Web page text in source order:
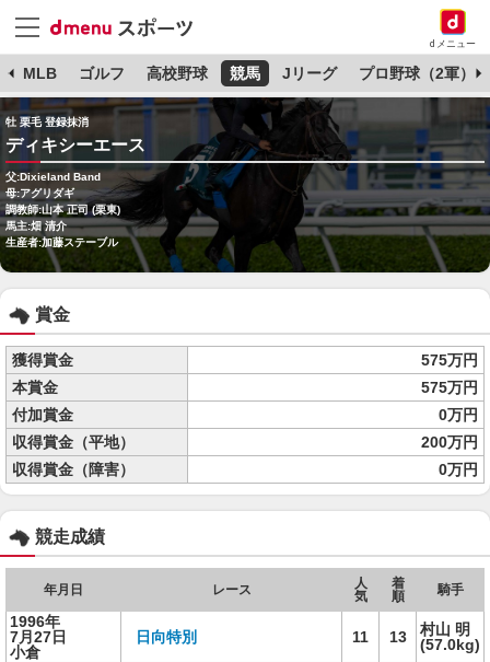
dメニュー
MLB ゴルフ 高校野球 競馬 Jリーグ プロ野球（2軍）
牡 栗毛 登録抹消
ディキシーエース
父:Dixieland Band
母:アグリダギ
調教師:山本 正司 (栗東)
馬主:畑 清介
生産者:加藤ステーブル
賞金
獲得賞金
575万円
本賞金
575万円
付加賞金
0万円
収得賞金（平地）
200万円
収得賞金（障害）
0万円
競走成績
年月日 レース
人
気
着
順
騎手
1996年
7月27日
小倉
日向特別 11 13
村山 明
(57.0kg)